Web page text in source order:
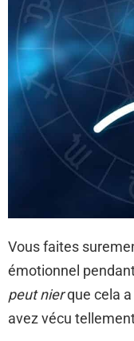
Vous faites
émotionnel
peut nierque cela a
avez vécu